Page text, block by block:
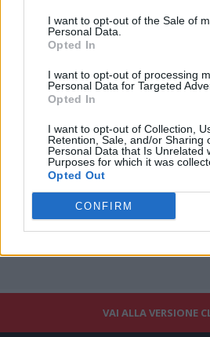
I want to opt-out of the Sale of
Personal Data.
Opted In
I want to opt-out of processing
Personal Data for Targeted
Opted In
I want to opt-out of Collection,
Retention, Sale, and/or Sharing
Personal Data that Is Unrelated
Purposes for which it was
Opted Out
CONFIRM
l'arroganza di chi conosce i propri
VAI ALLA VERSIONE